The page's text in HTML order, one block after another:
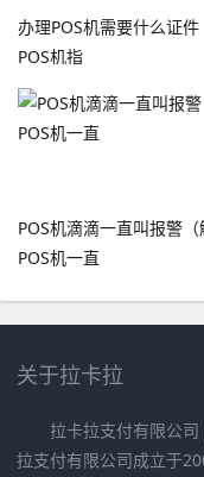
办理POS机需要什么证件
POS机指
POS机滴滴一直叫报警
POS机一直
关于拉卡拉
拉卡拉支付有限公
拉支付有限公司成立于